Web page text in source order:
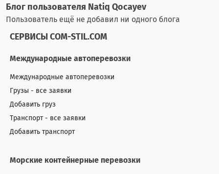
Блог пользователя Natiq Qocayev
Пользователь ещё не добавил ни одного блога
СЕРВИСЫ COM-STIL.COM
Международные автоперевозки
Международные автоперевозки
Грузы - все заявки
Добавить груз
Транспорт - все заявки
Добавить транспорт
Морские контейнерные перевозки